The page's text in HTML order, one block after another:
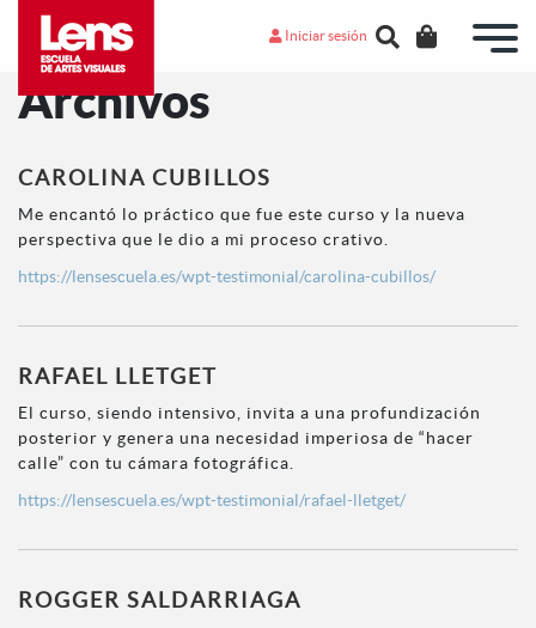
Iniciar sesión
Archivos
CAROLINA CUBILLOS
Me encantó lo práctico que fue este curso y la nueva
perspectiva que le dio a mi proceso crativo.
https://lensescuela.es/wpt-testimonial/carolina-cubillos/
RAFAEL LLETGET
El curso, siendo intensivo, invita a una profundización
posterior y genera una necesidad imperiosa de “hacer
calle” con tu cámara fotográfica.
https://lensescuela.es/wpt-testimonial/rafael-lletget/
ROGGER SALDARRIAGA